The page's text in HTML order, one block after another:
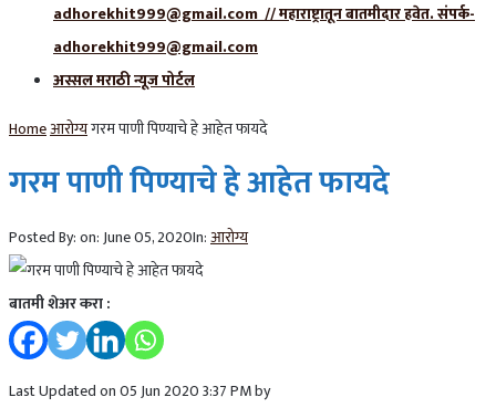
adhorekhit999@gmail.com // महाराष्ट्रातून बातमीदार हवेत. संपर्क-
adhorekhit999@gmail.com
अस्सल मराठी न्यूज पोर्टल
Homeआरोग्यगरम पाणी पिण्याचे हे आहेत फायदे
गरम पाणी पिण्याचे हे आहेत फायदे
Posted By:on: June 05, 2020In:आरोग्य
बातमी शेअर करा :
Last Updated on 05 Jun 2020 3:37 PM by